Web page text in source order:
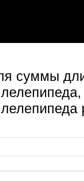
суммы